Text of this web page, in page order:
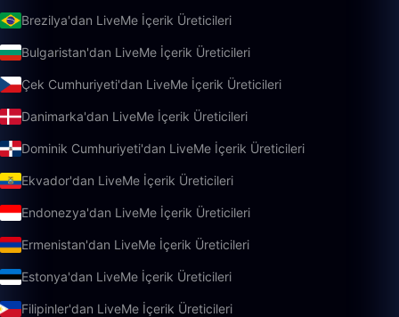
Brezilya'dan LiveMe İçerik Üreticileri
Bulgaristan'dan LiveMe İçerik Üreticileri
Çek Cumhuriyeti'dan LiveMe İçerik Üreticileri
Danimarka'dan LiveMe İçerik Üreticileri
Dominik Cumhuriyeti'dan LiveMe İçerik Üreticileri
Ekvador'dan LiveMe İçerik Üreticileri
Endonezya'dan LiveMe İçerik Üreticileri
Ermenistan'dan LiveMe İçerik Üreticileri
Estonya'dan LiveMe İçerik Üreticileri
Filipinler'dan LiveMe İçerik Üreticileri